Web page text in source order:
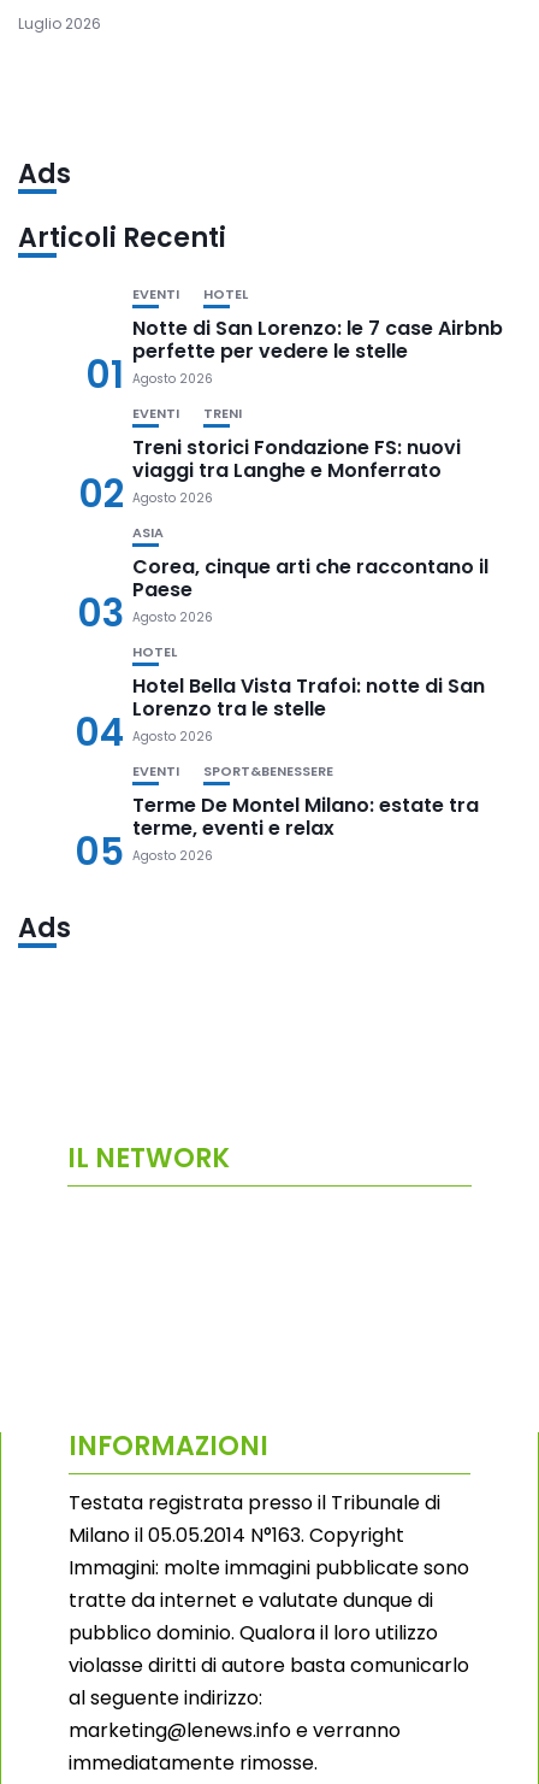
Luglio 2026
Ads
Articoli Recenti
01
EVENTI HOTEL
Notte di San Lorenzo: le 7 case Airbnb
perfette per vedere le stelle
Agosto 2026
02
EVENTI TRENI
Treni storici Fondazione FS: nuovi
viaggi tra Langhe e Monferrato
Agosto 2026
03
ASIA
Corea, cinque arti che raccontano il
Paese
Agosto 2026
04
HOTEL
Hotel Bella Vista Trafoi: notte di San
Lorenzo tra le stelle
Agosto 2026
05
EVENTI SPORT&BENESSERE
Terme De Montel Milano: estate tra
terme, eventi e relax
Agosto 2026
Ads
IL NETWORK
INFORMAZIONI
Testata registrata presso il Tribunale di
Milano il 05.05.2014 N°163. Copyright
Immagini: molte immagini pubblicate sono
tratte da internet e valutate dunque di
pubblico dominio. Qualora il loro utilizzo
violasse diritti di autore basta comunicarlo
al seguente indirizzo:
marketing@lenews.info e verranno
immediatamente rimosse.